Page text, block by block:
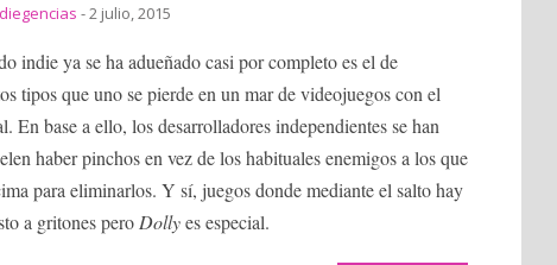
- 2 julio, 2015
indie ya se ha adueñado casi por completo es el de
tipos que uno se pierde en un mar de videojuegos con el
En base a ello, los desarrolladores independientes se han
haber pinchos en vez de los habituales enemigos a los que
para eliminarlos. Y sí, juegos donde mediante el salto hay
a gritones pero Dollyes especial.